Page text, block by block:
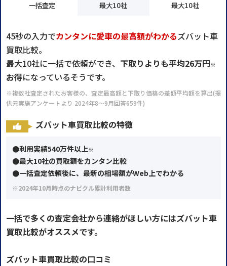
一括査定 最大10社 最大10社
45秒の入力でカンタンに愛車の最高額がわかるズバット車
買取比較。
最大10社に一括で依頼ができ、 下取りよりも平均26万円※
お得になっているそうです。
※複数社査定されたお客様の、査定最高額と下取り価格の差額平均額を算出(提
供元実施アンケートより 2024年8～9月回答659件)
ズバット車買取比較の特徴
●利用実績540万件以上※
●最大10社の買取額をカンタン比較
●一括査定依頼後に、最新の相場額がWeb上でわかる
※2024年10月時点のナビクル累計利用者数
一括で多くの査定会社から連絡がほしい方にはズバット車
買取比較がオススメです。
ズバット車買取比較の口コミ